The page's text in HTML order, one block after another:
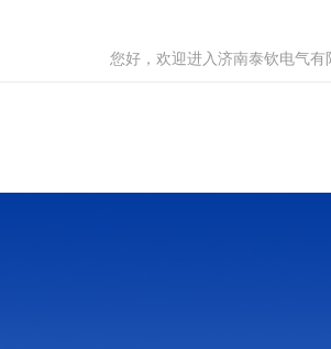
您好，欢迎进入济南泰钦电气有